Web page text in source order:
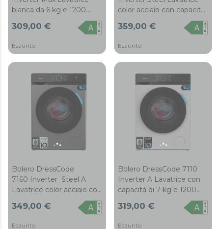
bianca da 6 kg e 1200
giri/min, 11 programmi,
Classe A-10%, motore
Drum Clean, programma
rapido 15', Delay Start e
KidLock.
309,00 €
Esaurito
color acciaio con capacità
di 8 kg e 1200 giri/min, 11
programmi, Classe A-20%,
Steam Max, Drum Clean,
programma rapido 15',
Delay Start, KidLock e
pannello di controllo con
display LED.
359,00 €
Esaurito
Bolero DressCode
7160 Inverter Steel A
Lavatrice color acciaio con
capacità di 7 kg e 1200
giri/min, 11 programmi,
349,00 €
Esaurito
Bolero DressCode 7110
Inverter A Lavatrice con
capacità di 7 kg e 1200
programmi, Classe A-10%,
319,00 €
Esaurito